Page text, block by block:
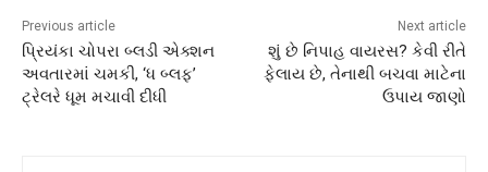
Previous article
પ્રિયંકા ચોપરા બ્લડી એક્શન
અવતારમાં ચમકી, ‘ધ બ્લફ’
ટ્રેલરે ધૂમ મચાવી દીધી
Next article
શું છે નિપાહ વાયરસ? કેવી રીતે
ફેલાય છે, તેનાથી બચવા માટેના
ઉપાય જાણો